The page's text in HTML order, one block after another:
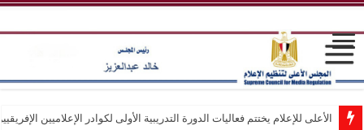
الأعلى للإعلام يختتم فعاليات الدورة التدريبية الأولى لكوادر الإعلاميين